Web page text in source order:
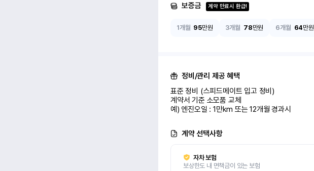
보증금 계약 만료시 환급!
1개월 95만원 3개월 78만원 6개월 64만원
정비/관리 제공 혜택
표준 정비 (스피드메이트 입고 정비)
계약서 기준 소모품 교체
예) 엔진오일 : 1만km 또는 12개월 경과시
계약 선택사항
자차 보험
보상한도 내 면책금이 있는 보험